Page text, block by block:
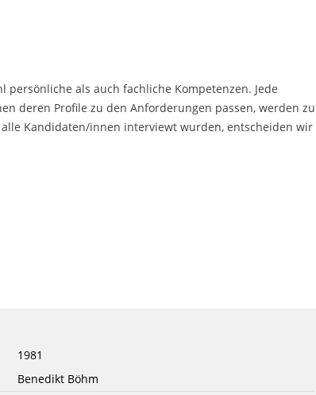
als auch fachliche Kompetenzen. Jede
deren Profile zu den Anforderungen passen, werden zu
Kandidaten/innen interviewt wurden, entscheiden wir
1981
Benedikt Böhm